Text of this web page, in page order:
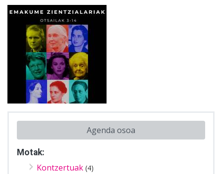
Agenda osoa
Motak:
Kontzertuak (4)